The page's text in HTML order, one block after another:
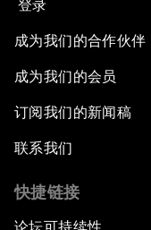
登录
成为我们的合作伙伴
成为我们的会员
订阅我们的新闻稿
联系我们
快捷链接